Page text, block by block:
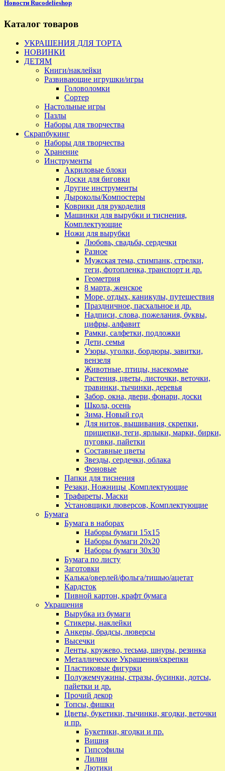
Новости Rucodelieshop
Каталог товаров
УКРАШЕНИЯ ДЛЯ ТОРТА
НОВИНКИ
ДЕТЯМ
Книги/наклейки
Развивающие игрушки/игры
Головоломки
Сортер
Настольные игры
Пазлы
Наборы для творчества
Скрапбукинг
Наборы для творчества
Хранение
Инструменты
Акриловые блоки
Доски для биговки
Другие инструменты
Дыроколы/Компостеры
Коврики для рукоделия
Машинки для вырубки и тиснения,
Комплектующие
Ножи для вырубки
Любовь, свадьба, сердечки
Разное
Мужская тема, стимпанк, стрелки,
теги, фотопленка, транспорт и др.
Геометрия
8 марта, женское
Море, отдых, каникулы, путешествия
Праздничное, пасхальное и др.
Надписи, слова, пожелания, буквы,
цифры, алфавит
Рамки, салфетки, подложки
Дети, семья
Узоры, уголки, бордюры, завитки,
вензеля
Животные, птицы, насекомые
Растения, цветы, листочки, веточки,
травинки, тычинки, деревья
Забор, окна, двери, фонари, доски
Школа, осень
Зима, Новый год
Для ниток, вышивания, скрепки,
прищепки, теги, ярлыки, марки, бирки,
пуговки, пайетки
Составные цветы
Звезды, сердечки, облака
Фоновые
Папки для тиснения
Резаки, Ножницы ,Комплектующие
Трафареты, Маски
Установщики люверсов, Комплектующие
Бумага
Бумага в наборах
Наборы бумаги 15х15
Наборы бумаги 20х20
Наборы бумаги 30х30
Бумага по листу
Заготовки
Калька/оверлей/фольга/тишью/ацетат
Кардсток
Пивной картон, крафт бумага
Украшения
Вырубка из бумаги
Стикеры, наклейки
Анкеры, брадсы, люверсы
Высечки
Ленты, кружево, тесьма, шнуры, резинка
Металлические Украшения/скрепки
Пластиковые фигурки
Полужемчужины, стразы, бусинки, дотсы,
пайетки и др.
Прочий декор
Топсы, фишки
Цветы, букетики, тычинки, ягодки, веточки
и пр.
Букетики, ягодки и пр.
Вишня
Гипсофилы
Лилии
Лютики